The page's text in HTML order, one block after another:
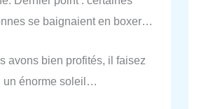
se baignaient en boxer…
avons bien profités, il faisez
un énorme soleil…